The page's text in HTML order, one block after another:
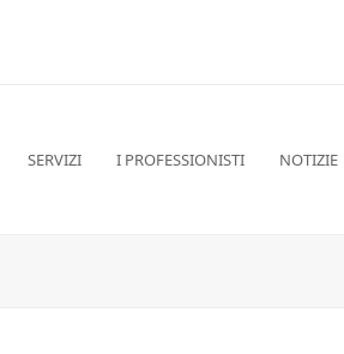
SERVIZI I PROFESSIONISTI NOTIZIE